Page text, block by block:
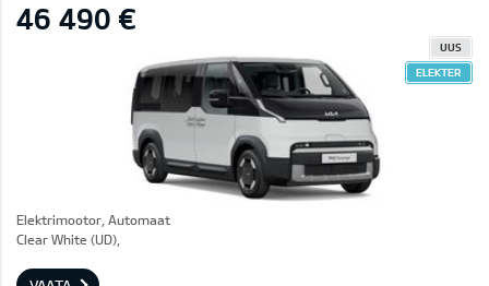
46 490 €
UUS
ELEKTER
Elektrimootor, Automaat
Clear White (UD),